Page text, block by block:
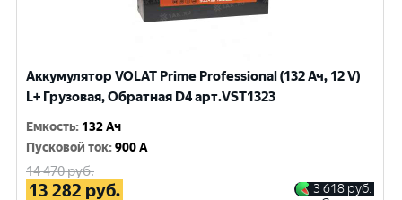
Аккумулятор VOLAT Prime Professional (132 Ач, 12 V)
L+ Грузовая, Обратная D4 арт.VST1323
Емкость: 132 Ач
Пусковой ток:900 A
14 470руб.
13 282 руб. 3 618 руб.